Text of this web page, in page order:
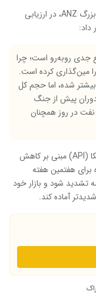
دانیل هاینز، استراتژیست ارشد بخش کالای بانک بزرگ ANZ، در ارزیابی
جدی روبه‌رو است؛ چرا
مین‌گذاری کرده است.
شده، اما حجم کل
پیش از جنگ
۱۵ میلیون بشکه نفت در روز همچنان
علاوه بر این، انتشار گزارش موسسه پترولیوم آمریکا (API) مبنی بر کاهش
برای هفتمین هفته
تشدید شود و بازار خود
آماده کند.